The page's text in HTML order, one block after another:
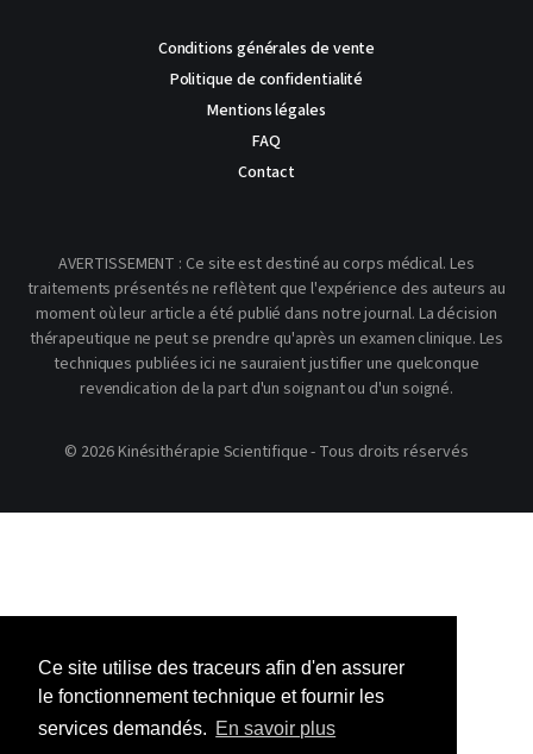
Ce site utilise des traceurs afin d'en assurer
le fonctionnement technique et fournir les
services demandés. En savoir plus
Conditions générales de vente
Politique de confidentialité
Mentions légales
FAQ
Contact
AVERTISSEMENT : Ce site est destiné au corps médical. Les
traitements présentés ne reflètent que l'expérience des auteurs au
moment où leur article a été publié dans notre journal. La décision
thérapeutique ne peut se prendre qu'après un examen clinique. Les
techniques publiées ici ne sauraient justifier une quelconque
revendication de la part d'un soignant ou d'un soigné.
© 2026 Kinésithérapie Scientifique - Tous droits réservés